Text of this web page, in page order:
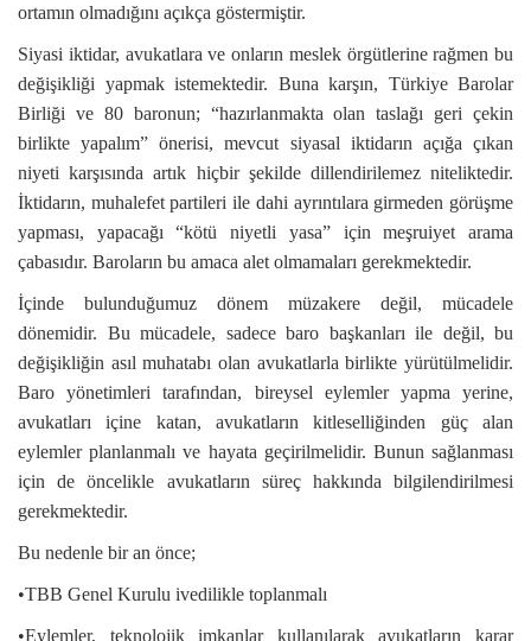
ortamın olmadığını açıkça göstermiştir.
Siyasi iktidar, avukatlara ve onların meslek örgütlerine rağmen bu
değişikliği yapmak istemektedir. Buna karşın, Türkiye Barolar
Birliği ve 80 baronun; “hazırlanmakta olan taslağı geri çekin
birlikte yapalım” önerisi, mevcut siyasal iktidarın açığa çıkan
niyeti karşısında artık hiçbir şekilde dillendirilemez niteliktedir.
İktidarın, muhalefet partileri ile dahi ayrıntılara girmeden görüşme
yapması, yapacağı “kötü niyetli yasa” için meşruiyet arama
çabasıdır. Baroların bu amaca alet olmamaları gerekmektedir.
İçinde bulunduğumuz dönem müzakere değil, mücadele
dönemidir. Bu mücadele, sadece baro başkanları ile değil, bu
değişikliğin asıl muhatabı olan avukatlarla birlikte yürütülmelidir.
Baro yönetimleri tarafından, bireysel eylemler yapma yerine,
avukatları içine katan, avukatların kitleselliğinden güç alan
eylemler planlanmalı ve hayata geçirilmelidir. Bunun sağlanması
için de öncelikle avukatların süreç hakkında bilgilendirilmesi
gerekmektedir.
Bu nedenle bir an önce;
•TBB Genel Kurulu ivedilikle toplanmalı
•Eylemler, teknolojik imkanlar kullanılarak avukatların karar